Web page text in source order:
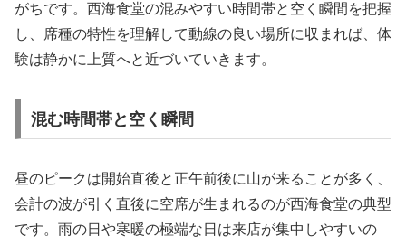
がちです。西海食堂の混みやすい時間帯と空く瞬間を把握
し、席種の特性を理解して動線の良い場所に収まれば、体
験は静かに上質へと近づいていきます。
混む時間帯と空く瞬間
昼のピークは開始直後と正午前後に山が来ることが多く、
会計の波が引く直後に空席が生まれるのが西海食堂の典型
です。雨の日や寒暖の極端な日は来店が集中しやすいの